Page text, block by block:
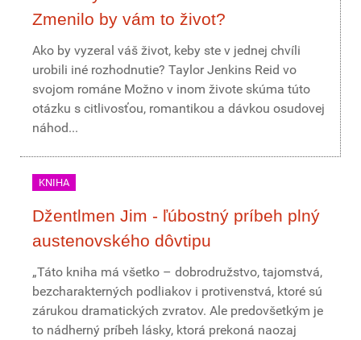
Zmenilo by vám to život?
Ako by vyzeral váš život, keby ste v jednej chvíli
urobili iné rozhodnutie? Taylor Jenkins Reid vo
svojom románe Možno v inom živote skúma túto
otázku s citlivosťou, romantikou a dávkou osudovej
náhod...
KNIHA
Džentlmen Jim - ľúbostný príbeh plný
austenovského dôvtipu
„Táto kniha má všetko – dobrodružstvo, tajomstvá,
bezcharakterných podliakov i protivenstvá, ktoré sú
zárukou dramatických zvratov. Ale predovšetkým je
to nádherný príbeh lásky, ktorá prekoná naozaj